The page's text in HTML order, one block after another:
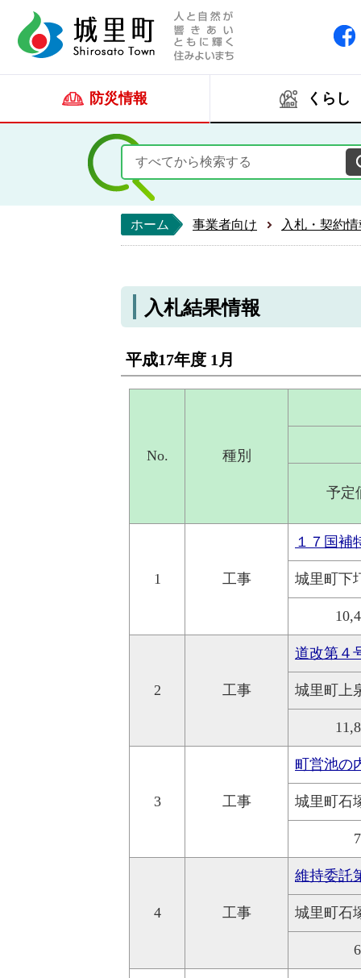
防災情報 くらし
ホーム 事業者向け 入札・契約
入札結果情報
平成17年度 1月
No. 種別
予定
1 工事
１７国
城里町下
2 工事
道改第４
城里町上
3 工事
町営池の
城里町石
4 工事
維持委託
城里町石